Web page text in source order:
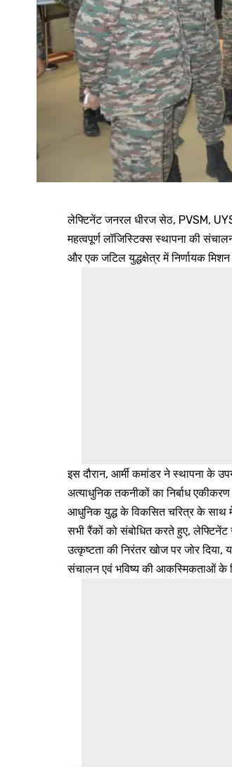
लेफ्टिनेंट जनरल धीरज सेठ, PVSM,
महत्वपूर्ण लॉजिस्टिक्स स्थापना की
और एक जटिल युद्धक्षेत्र में निर्णायक
इस दौरान, आर्मी कमांडर ने स्थापना के
अत्याधुनिक तकनीकों का निर्बाध
आधुनिक युद्ध के विकसित चरित्र के साथ
सभी रैंकों को संबोधित करते हुए,
उत्कृष्टता की निरंतर खोज पर जोर
संचालन एवं भविष्य की आकस्मिकताओं के